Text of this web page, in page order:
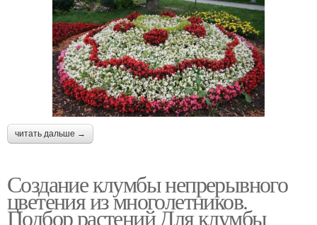
читать дальше →
Создание клумбы непрерывного
цветения из многолетников.
Подбор растений Для клумбы